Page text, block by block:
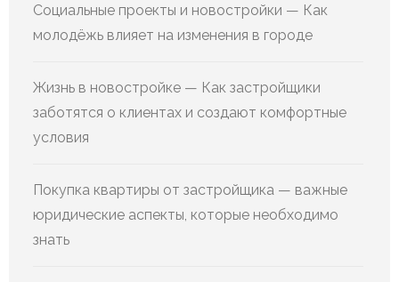
Социальные проекты и новостройки — Как
молодёжь влияет на изменения в городе
Жизнь в новостройке — Как застройщики
заботятся о клиентах и создают комфортные
условия
Покупка квартиры от застройщика — важные
юридические аспекты, которые необходимо
знать